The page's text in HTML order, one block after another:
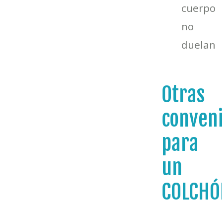
cuerpo
no
duelan
Otras
para
un